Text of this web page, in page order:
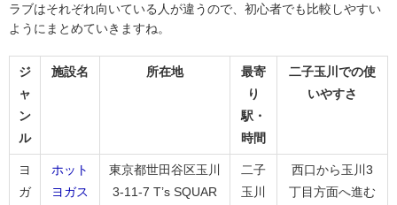
ラブはそれぞれ向いている人が違うので、初心者でも比較しやすい
ようにまとめていきますね。
ジ
ャ
ン
ル
施設名 所在地
最寄
り
駅・
時間
二子玉川での使
いやすさ
ヨ
ガ
ホット
ヨガス
東京都世田谷区玉川
3-11-7 T’s SQUAR
二子
玉川
西口から玉川3
丁目方面へ進む